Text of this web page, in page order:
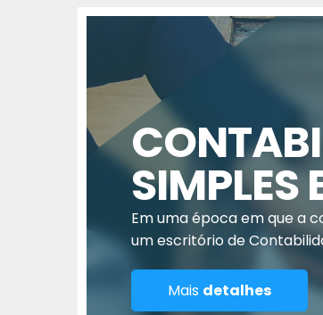
SIMPLES
Em uma época em que a
um escritório de
Mais detalhes